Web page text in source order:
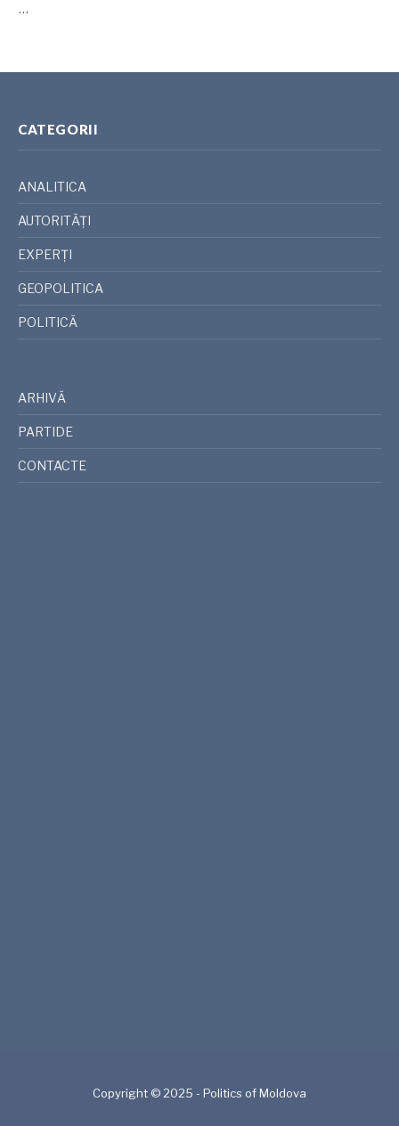
…
CATEGORII
ANALITICA
AUTORITĂȚI
EXPERȚI
GEOPOLITICA
POLITICĂ
ARHIVĂ
PARTIDE
CONTACTE
Copyright © 2025 - Politics of Moldova